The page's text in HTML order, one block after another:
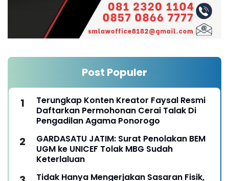
Post Populer
Terungkap Konten Kreator Faysal Resmi
Daftarkan Permohonan Cerai Talak Di
Pengadilan Agama Ponorogo
GARDASATU JATIM: Surat Penolakan BEM
UGM ke UNICEF Tolak MBG Sudah
Keterlaluan
Tidak Hanya Mengerjakan Sasaran Fisik,